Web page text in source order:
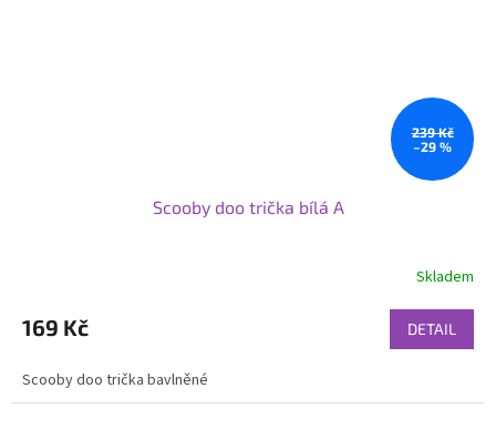
239 Kč
–29 %
Scooby doo trička bílá A
Skladem
169 Kč DETAIL
Scooby doo trička bavlněné